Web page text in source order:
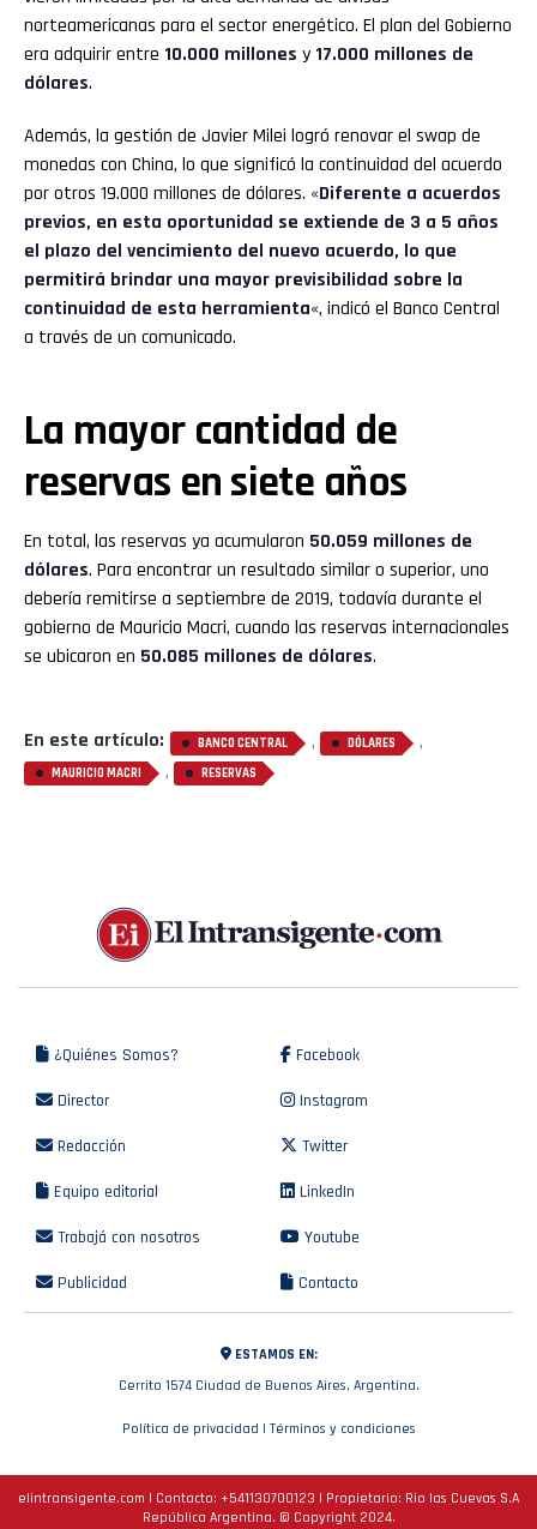
norteamericanas para el sector energético. El plan del Gobierno
era adquirir entre 10.000 millones y 17.000 millones de
dólares.
Además, la gestión de Javier Milei logró renovar el swap de
monedas con China, lo que significó la continuidad del acuerdo
por otros 19.000 millones de dólares. «Diferente a acuerdos
previos, en esta oportunidad se extiende de 3 a 5 años
el plazo del vencimiento del nuevo acuerdo, lo que
permitirá brindar una mayor previsibilidad sobre la
continuidad de esta herramienta«, indicó el Banco Central
a través de un comunicado.
La mayor cantidad de
reservas en siete años
En total, las reservas ya acumularon 50.059 millones de
dólares. Para encontrar un resultado similar o superior, uno
debería remitirse a septiembre de 2019, todavía durante el
gobierno de Mauricio Macri, cuando las reservas internacionales
se ubicaron en 50.085 millones de dólares.
En este artículo: BANCO CENTRAL , DÓLARES ,
MAURICIO MACRI , RESERVAS
¿Quiénes Somos?
Director
Redacción
Equipo editorial
Trabajá con nosotros
Publicidad
Facebook
Instagram
Twitter
LinkedIn
Youtube
Contacto
ESTAMOS EN:
Cerrito 1574 Ciudad de Buenos Aires, Argentina.
Política de privacidad | Términos y condiciones
elintransigente.com | Contacto: +541130700123 | Propietario: Rio las Cuevas S.A
República Argentina. © Copyright 2024.